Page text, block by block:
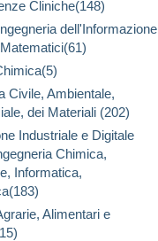
Cliniche(148)
dell'Informazione
Civile, Ambientale,
dei Materiali (202)
Industriale e Digitale
Chimica,
Informatica,
Alimentari e